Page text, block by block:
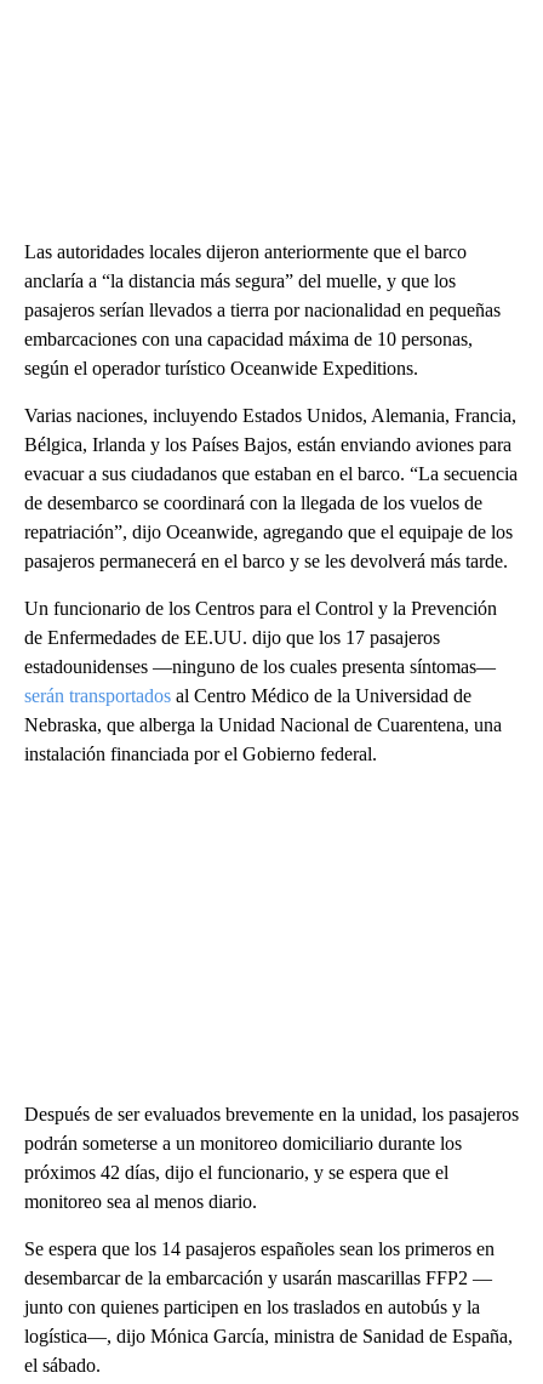
Las autoridades locales dijeron anteriormente que el barco
anclaría a “la distancia más segura” del muelle, y que los
pasajeros serían llevados a tierra por nacionalidad en pequeñas
embarcaciones con una capacidad máxima de 10 personas,
según el operador turístico Oceanwide Expeditions.
Varias naciones, incluyendo Estados Unidos, Alemania, Francia,
Bélgica, Irlanda y los Países Bajos, están enviando aviones para
evacuar a sus ciudadanos que estaban en el barco. “La secuencia
de desembarco se coordinará con la llegada de los vuelos de
repatriación”, dijo Oceanwide, agregando que el equipaje de los
pasajeros permanecerá en el barco y se les devolverá más tarde.
Un funcionario de los Centros para el Control y la Prevención
de Enfermedades de EE.UU. dijo que los 17 pasajeros
estadounidenses —ninguno de los cuales presenta síntomas—
serán transportados al Centro Médico de la Universidad de
Nebraska, que alberga la Unidad Nacional de Cuarentena, una
instalación financiada por el Gobierno federal.
Después de ser evaluados brevemente en la unidad, los pasajeros
podrán someterse a un monitoreo domiciliario durante los
próximos 42 días, dijo el funcionario, y se espera que el
monitoreo sea al menos diario.
Se espera que los 14 pasajeros españoles sean los primeros en
desembarcar de la embarcación y usarán mascarillas FFP2 —
junto con quienes participen en los traslados en autobús y la
logística—, dijo Mónica García, ministra de Sanidad de España,
el sábado.